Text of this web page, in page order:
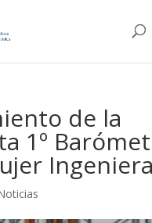
de la
1º
Ingeniera